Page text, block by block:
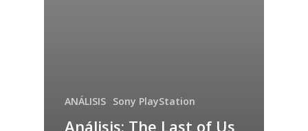
ANÁLISIS Sony PlayStation
Análisis: The Last of Us